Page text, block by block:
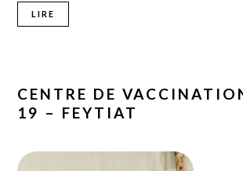
LIRE
CENTRE DE
19 – FEYTIAT